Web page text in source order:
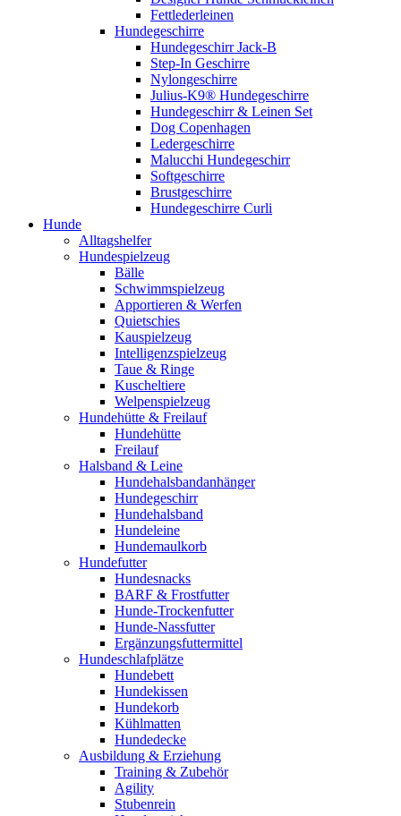
Fettlederleinen
Hundegeschirre
Hundegeschirr Jack-B
Step-In Geschirre
Nylongeschirre
Julius-K9® Hundegeschirre
Hundegeschirr & Leinen Set
Dog Copenhagen
Ledergeschirre
Malucchi Hundegeschirr
Softgeschirre
Brustgeschirre
Hundegeschirre Curli
Hunde
Alltagshelfer
Hundespielzeug
Bälle
Schwimmspielzeug
Apportieren & Werfen
Quietschies
Kauspielzeug
Intelligenzspielzeug
Taue & Ringe
Kuscheltiere
Welpenspielzeug
Hundehütte & Freilauf
Hundehütte
Freilauf
Halsband & Leine
Hundehalsbandanhänger
Hundegeschirr
Hundehalsband
Hundeleine
Hundemaulkorb
Hundefutter
Hundesnacks
BARF & Frostfutter
Hunde-Trockenfutter
Hunde-Nassfutter
Ergänzungsfuttermittel
Hundeschlafplätze
Hundebett
Hundekissen
Hundekorb
Kühlmatten
Hundedecke
Ausbildung & Erziehung
Training & Zubehör
Agility
Stubenrein